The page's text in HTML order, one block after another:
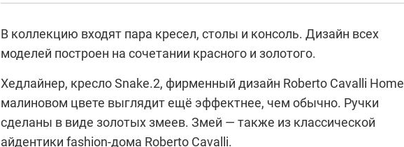
В коллекцию входят пара кресел, столы и консоль. Дизайн всех
моделей построен на сочетании красного и золотого.
Хедлайнер, кресло Snake.2, фирменный дизайн Roberto Cavalli
малиновом цвете выглядит ещё эффектнее, чем обычно. Ручки
сделаны в виде золотых змеев. Змей — также из классической
айдентики fashion-дома Roberto Cavalli.